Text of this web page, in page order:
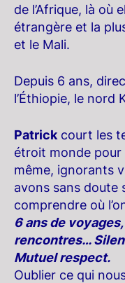
de l’Afrique, là où
étrangère et la
et le Mali.
Depuis 6 ans,
l’Éthiopie, le nord
Patrick court les
étroit monde pour
même, ignorants
avons sans doute
comprendre où
6 ans de
rencontres…
Mutuel respect.
Oublier ce qui